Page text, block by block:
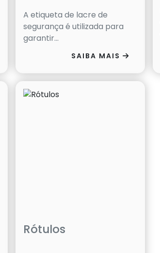
A etiqueta de lacre de
segurança é utilizada para
garantir...
SAIBA MAIS
Rótulos